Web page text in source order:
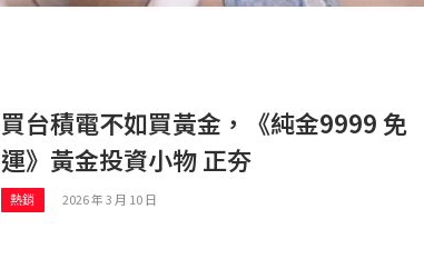
買台積電不如買黃金，《純金9999 免
運》黃金投資小物 正夯
熱銷 2026 年 3 月 10 日